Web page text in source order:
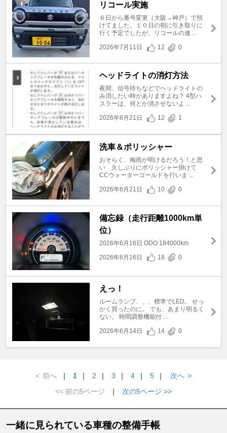
リコール実施
６日から番号変更（大阪→神戸）で預
けてました。１０日の朝に引き取りに
行く予定でしたが、リコールの連 ...
2026年7月11日
12 0
ヘッドライトの消灯方法
夜間、信号待ちなどでヘッドライトの
み消したい時がありますよね？ 4型ハ
スラーは、何とか消させないよ ...
2026年6月21日
12 1
洗車＆ポリッシャー
おそらく、梅雨が明けるだろう！と思
い 久しぶりにポリッシャー掛けて
CCウォーターゴールドを行いま ...
2026年6月21日
10 0
備忘録（走行距離1000km単
位）
2026年6月16日 ODO 184000km
2026年6月16日
18 0
えっ！
ルームランプ、、、標準でLED。 せっ
かく買ったのに。 でも、あまり明るく
ない。 時間調整機能付 ...
2026年6月14日
14 0
< 前へ ｜ 1 ｜ 2 ｜ 3 ｜ 4 ｜ 5 ｜ 次へ >
<< 前の5ページ
｜ 次の5ページ >>
一緒に見られている車種の整備手帳